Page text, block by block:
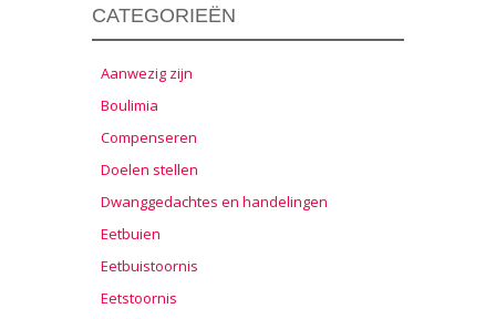
CATEGORIEËN
Aanwezig zijn
Boulimia
Compenseren
Doelen stellen
Dwanggedachtes en handelingen
Eetbuien
Eetbuistoornis
Eetstoornis